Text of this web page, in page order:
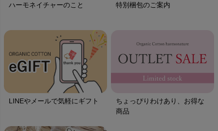
ハーモネイチャーのこと 特別梱包のご案内
LINEやメールで気軽にギフト
ちょっぴりわけあり、お得な
商品